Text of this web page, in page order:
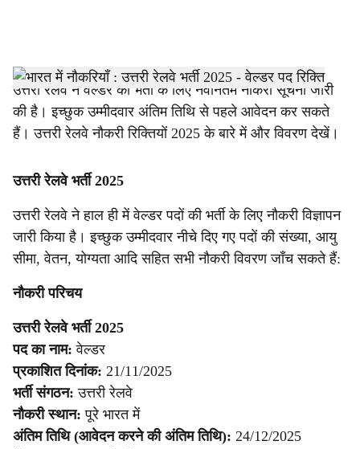
h
a
e
उत्तरी रेलवे ने वेल्डर की भर्ती के लिए नवीनतम नौकरी सूचना जारी
की है। इच्छुक उम्मीदवार अंतिम तिथि से पहले आवेदन कर सकते
हैं। उत्तरी रेलवे नौकरी रिक्तियों 2025 के बारे में और विवरण देखें।
उत्तरी रेलवे भर्ती 2025
उत्तरी रेलवे ने हाल ही में वेल्डर पदों की भर्ती के लिए नौकरी विज्ञापन
जारी किया है। इच्छुक उम्मीदवार नीचे दिए गए पदों की संख्या, आयु
सीमा, वेतन, योग्यता आदि सहित सभी नौकरी विवरण जाँच सकते हैं:
नौकरी परिचय
उत्तरी रेलवे भर्ती 2025
पद का नाम: वेल्डर
प्रकाशित दिनांक: 21/11/2025
भर्ती संगठन: उत्तरी रेलवे
नौकरी स्थान: पूरे भारत में
अंतिम तिथि (आवेदन करने की अंतिम तिथि): 24/12/2025